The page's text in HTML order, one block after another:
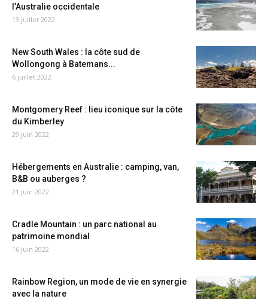
l’Australie occidentale
13 juillet 2022
New South Wales : la côte sud de
Wollongong à Batemans...
6 juillet 2022
Montgomery Reef : lieu iconique sur la côte
du Kimberley
29 juin 2022
Hébergements en Australie : camping, van,
B&B ou auberges ?
21 juin 2022
Cradle Mountain : un parc national au
patrimoine mondial
16 juin 2022
Rainbow Region, un mode de vie en synergie
avec la nature